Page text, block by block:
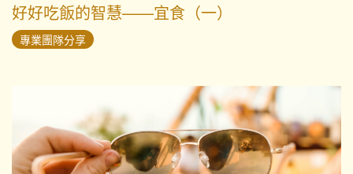
好好吃飯的智慧——宜食（一）
專業團隊分享